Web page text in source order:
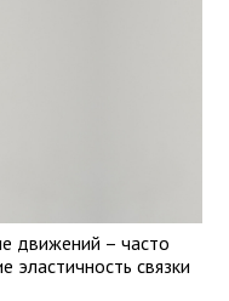
движений – часто
эластичность связки